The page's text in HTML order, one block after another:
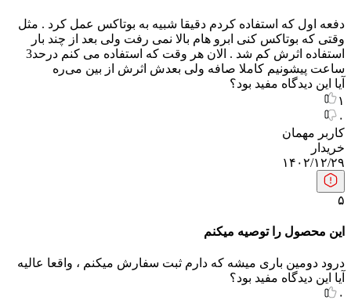
دفعه اول که استفاده کردم دقیقا شبیه به بوتاکس عمل کرد . مثل
وقتی که بوتاکس کنی ابرو هام بالا نمی رفت ولی بعد از چند بار
استفاده اثرش کم شد . الان هر وقت که استفاده می کنم درحد3
ساعت پیشونیم کاملا صافه ولی بعدش اثرش از بین می‌ره
آیا این دیدگاه مفید بود؟
۱
۰
کاربر مهمان
خریدار
۱۴۰۲/۱۲/۲۹
۵
این محصول را توصیه میکنم
درود دومین باری میشه که دارم ثبت سفارش میکنم ، واقعا عالیه
آیا این دیدگاه مفید بود؟
۰